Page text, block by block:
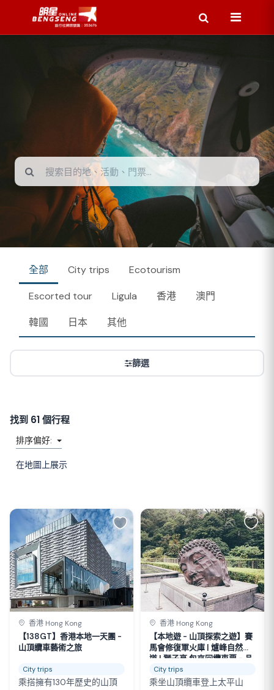
全部 City trips Ecotourism
Escorted tour Ligula 香港 澳門
韓國 日本 其他
篩選
找到 61 個行程
排序偏好:
在地圖上展示
香港 Hong Kong
【138GT】香港本地一天團 -
山頂纜車藝術之旅
City trips
乘搭擁有130年歷史的山頂
香港 Hong Kong
【本地遊 - 山頂探索之遊】賽
馬會修復軍火庫 | 爐峰自然步
道 | 獅子亭 包來回纜車票 - 品
嘗添好運夜茶
City trips
乘坐山頂纜車登上太平山